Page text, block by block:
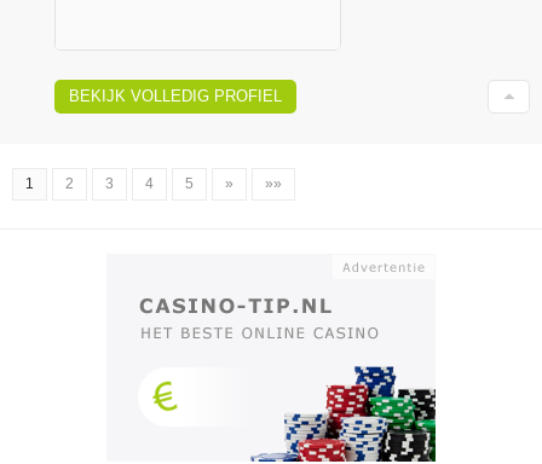
BEKIJK VOLLEDIG PROFIEL
1 2 3 4 5 » »»